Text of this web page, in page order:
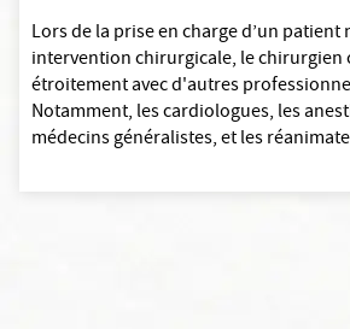
Lors de la prise en charge d’un patient
intervention chirurgicale, le
étroitement avec d'autres
Notamment, les cardiologues, les
médecins généralistes, et les